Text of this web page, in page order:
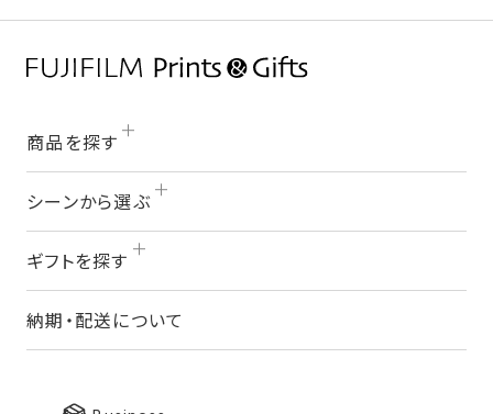
商品を探す
シーンから選ぶ
ギフトを探す
納期・配送について